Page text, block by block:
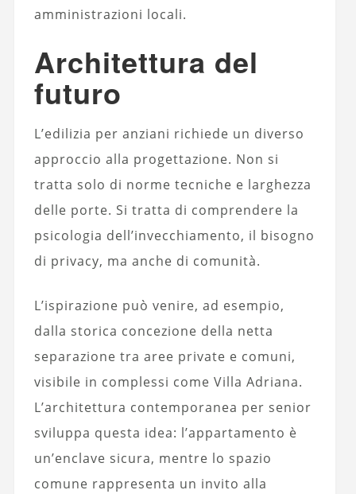
amministrazioni locali.
Architettura del
futuro
L’edilizia per anziani richiede un diverso
approccio alla progettazione. Non si
tratta solo di norme tecniche e larghezza
delle porte. Si tratta di comprendere la
psicologia dell’invecchiamento, il bisogno
di privacy, ma anche di comunità.
L’ispirazione può venire, ad esempio,
dalla storica concezione della netta
separazione tra aree private e comuni,
visibile in complessi come Villa Adriana.
L’architettura contemporanea per senior
sviluppa questa idea: l’appartamento è
un’enclave sicura, mentre lo spazio
comune rappresenta un invito alla